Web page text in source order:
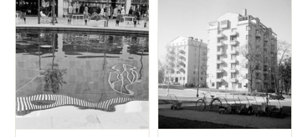
skärgårdsbåten